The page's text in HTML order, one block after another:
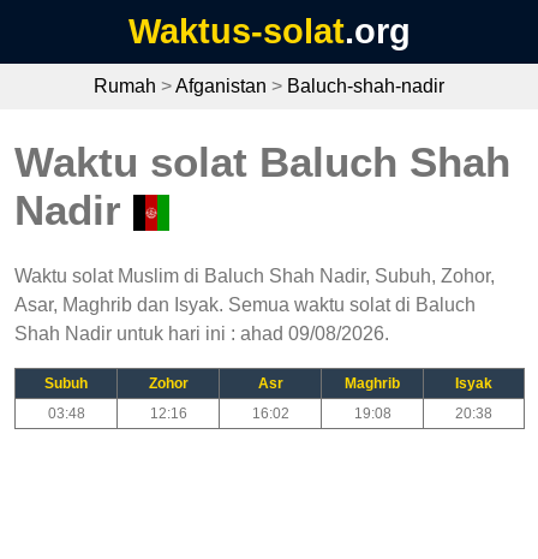
Waktus-solat.org
Rumah >Afganistan > Baluch-shah-nadir
Waktu solat Baluch Shah
Nadir
Waktu solat Muslim di Baluch Shah Nadir, Subuh, Zohor,
Asar, Maghrib dan Isyak. Semua waktu solat di Baluch
Shah Nadir untuk hari ini : ahad 09/08/2026.
Subuh Zohor Asr Maghrib
Isyak
03:48
12:16 16:02 19:08 20:38